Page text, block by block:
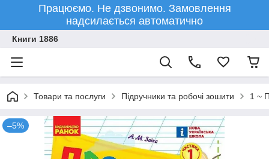
Працюємо. Не дзвонимо. Замовлення
надсилається автоматично
Книги 1886
Товари та послуги Підручники та робочі зошити 1 ~
–5%